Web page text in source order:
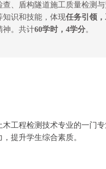
、盾构隧道施工质量检测
知识和技能，体现任务引领
神。共计60学时， 4学分。
木工程检测技术专业的一门
提升学生综合素质。